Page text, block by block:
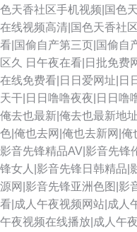
色天香社区手机视频|国色
在线视频高清|国色天香社
看|国偷自产第三页|国偷自
区久
日午夜在看|日批免费
在线免费看|日日爱网址|日
天干|日日噜噜夜夜|日日噜
俺去也最新|俺去也最新地
色|俺也去网|俺也去新网|俺
影音先锋精品AV|影音先锋
锋女人|影音先锋日韩精品|
源网|影音先锋亚洲色图|影
看|成人午夜视频网站|成人
午夜视频在线播放|成人午